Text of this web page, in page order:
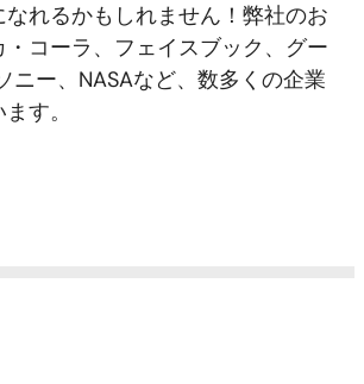
れるかもしれません！弊社のお
コーラ、フェイスブック、グー
ニー、NASAなど、数多くの企業
す。